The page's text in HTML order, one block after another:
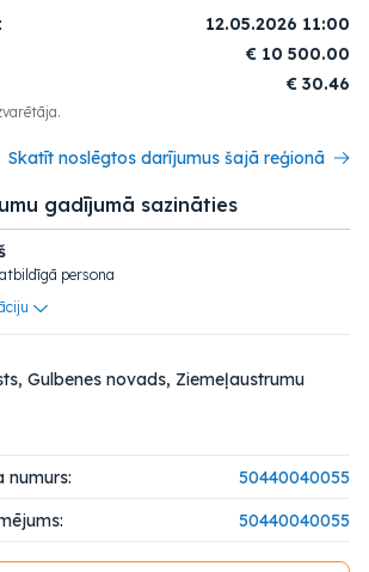
Gulbenes novads, Ziemeļaustrumu
50440040055
50440040055
12.05.2026 11:00
€ 10 500.00
€ 30.46
Skatīt noslēgtos darījumus šajā reģionā
gadījumā sazināties
persona